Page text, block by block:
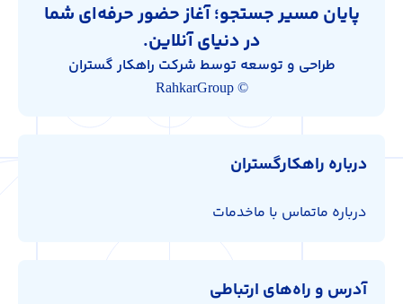
پایان مسیر جستجو؛ آغاز حضور حرفه‌ای شما
در دنیای آنلاین.
طراحی و توسعه توسط شرکت راهکار گستران
© RahkarGroup
درباره راهکارگستران
درباره ماتماس با ماخدمات
آدرس و راه‌های ارتباطی